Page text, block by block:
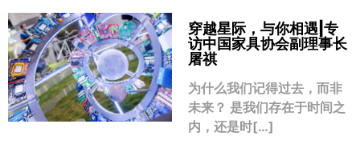
穿越星际，与你相遇|专
访中国家具协会副理事长
屠祺
为什么我们记得过去，而非
未来？ 是我们存在于时间之
内，还是时[…]